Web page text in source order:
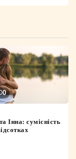
0
Інна: сумісність